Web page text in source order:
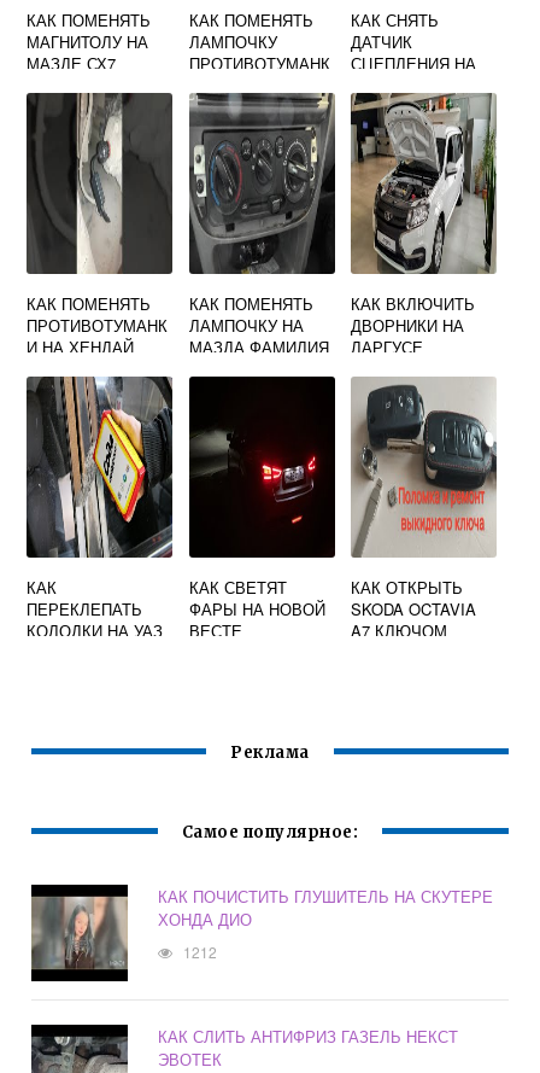
КАК ПОМЕНЯТЬ
МАГНИТОЛУ НА
МАЗДЕ СХ7
КАК ПОМЕНЯТЬ
ЛАМПОЧКУ
ПРОТИВОТУМАНК
КАК СНЯТЬ
ДАТЧИК
СЦЕПЛЕНИЯ НА
КАК ПОМЕНЯТЬ
ПРОТИВОТУМАНК
И НА ХЕНДАЙ
КАК ПОМЕНЯТЬ
ЛАМПОЧКУ НА
МАЗДА ФАМИЛИЯ
КАК ВКЛЮЧИТЬ
ДВОРНИКИ НА
ЛАРГУСЕ
КАК
ПЕРЕКЛЕПАТЬ
КОЛОДКИ НА УАЗ
КАК СВЕТЯТ
ФАРЫ НА НОВОЙ
ВЕСТЕ
КАК ОТКРЫТЬ
SKODA OCTAVIA
A7 КЛЮЧОМ
Реклама
Самое популярное:
КАК ПОЧИСТИТЬ ГЛУШИТЕЛЬ НА СКУТЕРЕ
ХОНДА ДИО
1212
КАК СЛИТЬ АНТИФРИЗ ГАЗЕЛЬ НЕКСТ
ЭВОТЕК